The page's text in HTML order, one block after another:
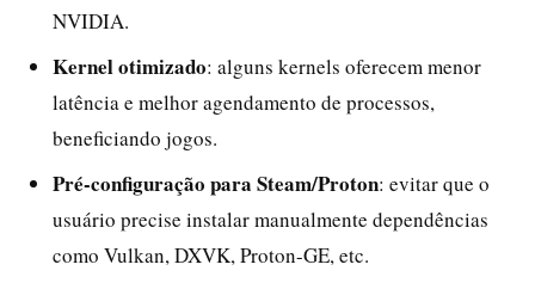
NVIDIA.
Kernel otimizado: alguns kernels oferecem menor
latência e melhor agendamento de processos,
beneficiando jogos.
Pré-configuração para Steam/Proton: evitar que o
usuário precise instalar manualmente dependências
como Vulkan, DXVK, Proton-GE, etc.